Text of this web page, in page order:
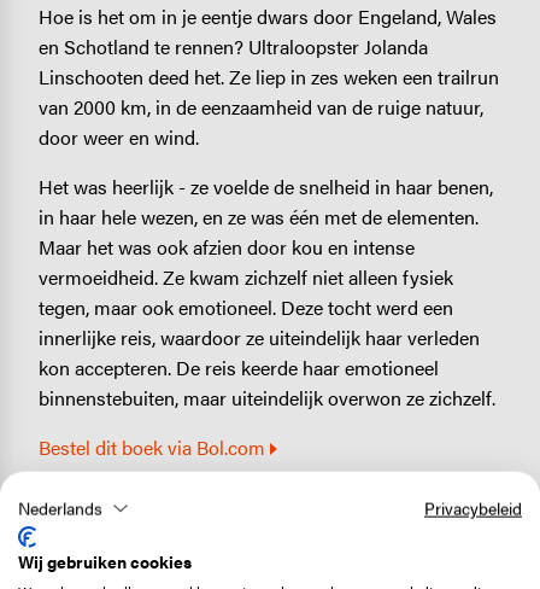
Hoe is het om in je eentje dwars door Engeland, Wales
en Schotland te rennen? Ultraloopster Jolanda
Linschooten deed het. Ze liep in zes weken een trailrun
van 2000 km, in de eenzaamheid van de ruige natuur,
door weer en wind.
Het was heerlijk - ze voelde de snelheid in haar benen,
in haar hele wezen, en ze was één met de elementen.
Maar het was ook afzien door kou en intense
vermoeidheid. Ze kwam zichzelf niet alleen fysiek
tegen, maar ook emotioneel. Deze tocht werd een
innerlijke reis, waardoor ze uiteindelijk haar verleden
kon accepteren. De reis keerde haar emotioneel
binnenstebuiten, maar uiteindelijk overwon ze zichzelf.
Bestel dit boek via Bol.com
Elk voorjaar maakte Jelle Brandt Corstius een
Nederlands Privacybeleid
Wij gebruiken cookies